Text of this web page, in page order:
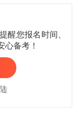
醒您报名时间、
心备考！